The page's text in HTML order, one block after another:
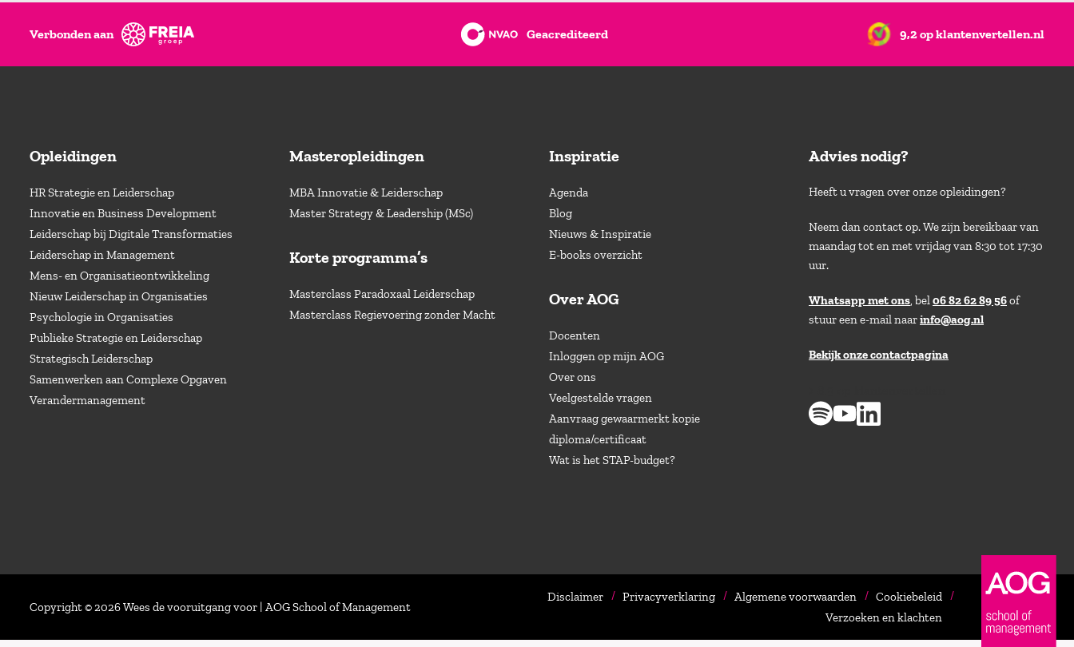
Verbonden aan Geacrediteerd 9,2 op klantenvertellen.nl
Opleidingen
HR Strategie en Leiderschap
Innovatie en Business Development
Leiderschap bij Digitale Transformaties
Leiderschap in Management
Mens- en Organisatieontwikkeling
Nieuw Leiderschap in Organisaties
Psychologie in Organisaties
Publieke Strategie en Leiderschap
Strategisch Leiderschap
Samenwerken aan Complexe Opgaven
Verandermanagement
Masteropleidingen
MBA Innovatie & Leiderschap
Master Strategy & Leadership (MSc)
Korte programma’s
Masterclass Paradoxaal Leiderschap
Masterclass Regievoering zonder Macht
Inspiratie
Agenda
Blog
Nieuws & Inspiratie
E-books overzicht
Over AOG
Docenten
Inloggen op mijn AOG
Over ons
Veelgestelde vragen
Aanvraag gewaarmerkt kopie
diploma/certificaat
Wat is het STAP-budget?
Advies nodig?
Heeft u vragen over onze opleidingen?
Neem dan contact op. We zijn bereikbaar van
maandag tot en met vrijdag van 8:30 tot 17:30
uur.
Whatsapp met ons, bel06 82 62 89 56of
stuur een e-mail naarinfo@aog.nl
Bekijk onze contactpagina
Copyright © 2026 Wees de vooruitgang voor | AOG School of Management
Disclaimer Privacyverklaring Algemene voorwaarden
Cookiebeleid
Verzoeken en klachten